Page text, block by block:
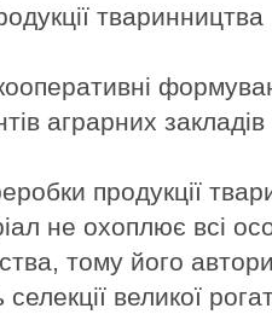
аграрних
продукції
не охоплює всі
тому його
великої